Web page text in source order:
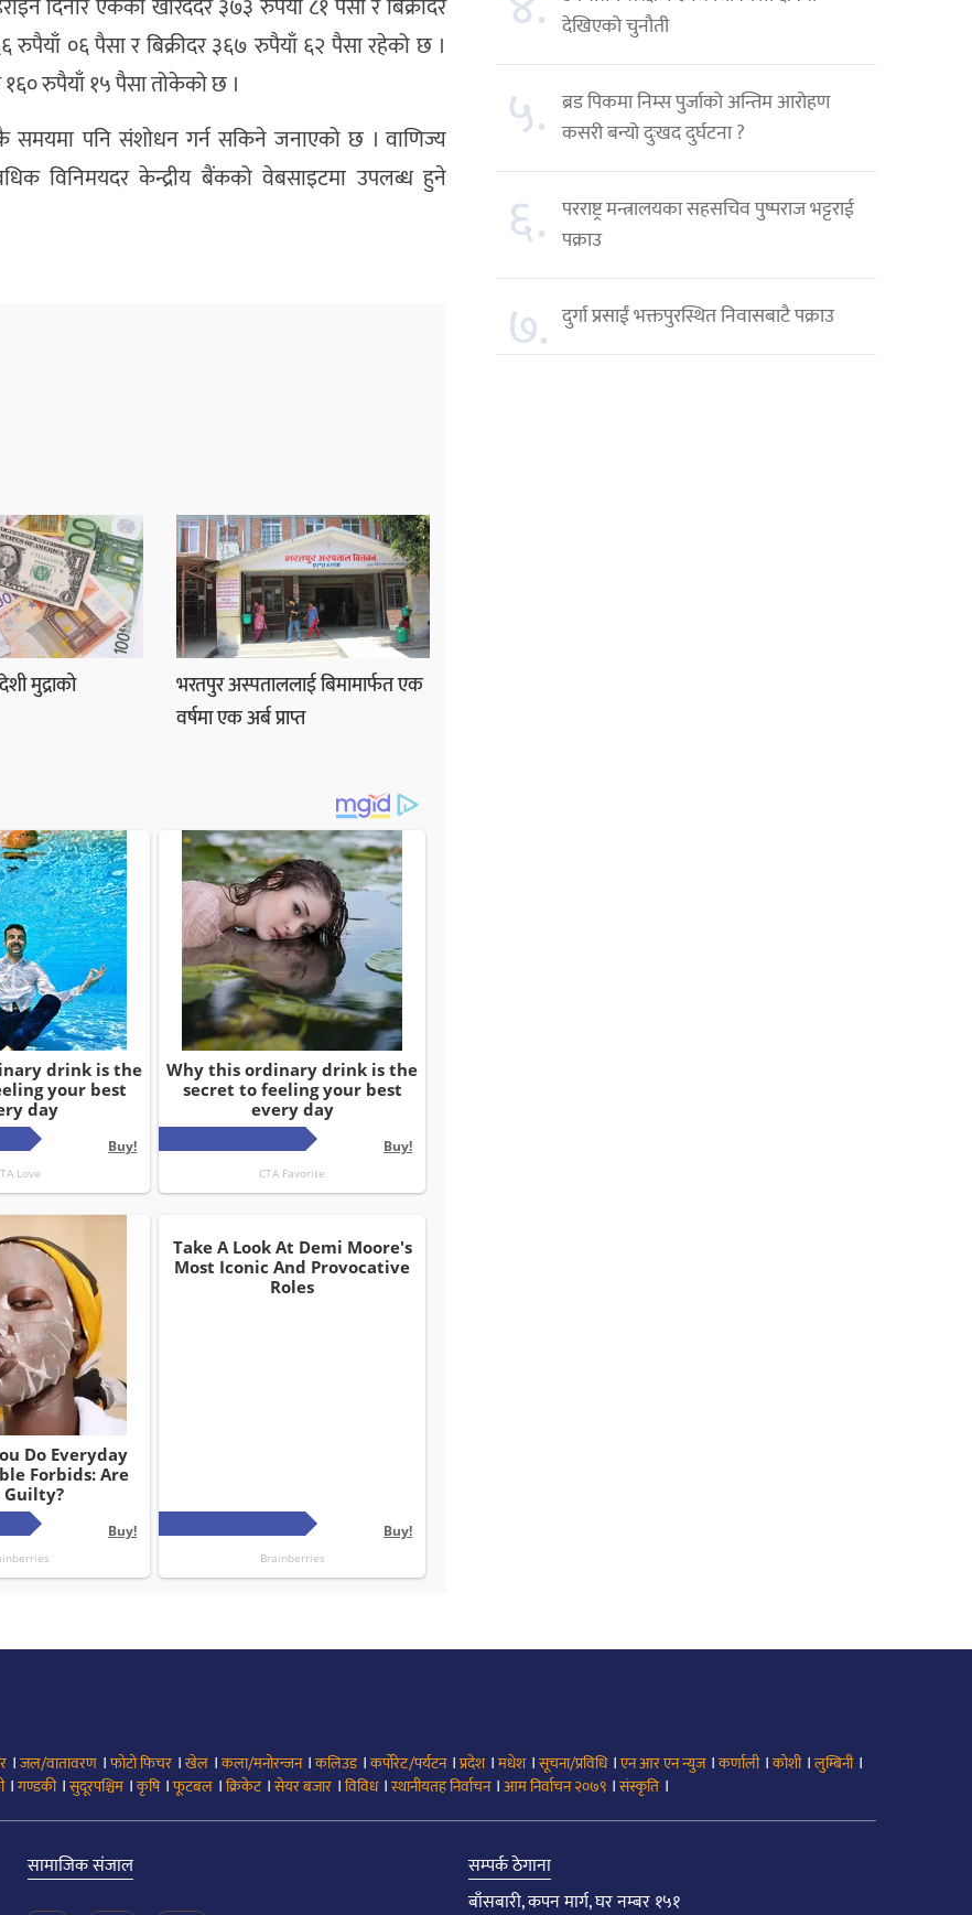
दिनार एकको खरिददर ३७३ रुपैयाँ ८१ पैसा र बिक्रीदर
०६ पैसा र बिक्रीदर ३६७ रुपैयाँ ६२ पैसा रहेको छ ।
रुपैयाँ १५ पैसा तोकेको छ ।
समयमा पनि संशोधन गर्न सकिने जनाएको छ । वाणिज्य
विनिमयदर केन्द्रीय बैंकको वेबसाइटमा उपलब्ध हुने
मुद्राको
भरतपुर अस्पताललाई बिमामार्फत एक
वर्षमा एक अर्ब प्राप्त
देखिएको चुनौती
५. ब्रड पिकमा निम्स पुर्जाको अन्तिम आरोहण
कसरी बन्यो दुःखद दुर्घटना ?
६. परराष्ट्र मन्त्रालयका सहसचिव पुष्पराज भट्टराई
पक्राउ
७. दुर्गा प्रसाईं भक्तपुरस्थित निवासबाटै पक्राउ
।जल/वातावरण ।फोटो फिचर ।खेल ।कला/मनोरन्जन।कलिउड।कर्पोरेट/पर्यटन।प्रदेश।मधेश।सूचना/प्रविधि।एन आर एन न्युज।कर्णाली।कोशी।लुम्बिनी।
।गण्डकी।सुदूरपश्चिम ।कृषि।फूटबल ।क्रिकेट।सेयर बजार ।विविध।स्थानीयतह निर्वाचन।आम निर्वाचन २०७९ ।संस्कृति ।
सामाजिक संजाल
सम्पर्क ठेगाना
बाँसबारी, कपन मार्ग, घर नम्बर १५१